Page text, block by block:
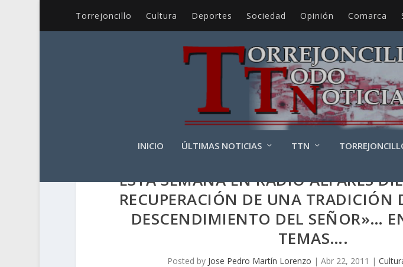
Torrejoncillo Cultura Deportes Sociedad Opinión Comarca
INICIO ÚLTIMAS NOTICIAS TTN
ESTA SEMANA EN RADIO ALFARES
RECUPERACIÓN DE UNA TRADICIÓN
DESCENDIMIENTO DEL SEÑOR»…
TEMAS….
Posted by Jose Pedro Martín Lorenzo |Abr 22, 2011 |